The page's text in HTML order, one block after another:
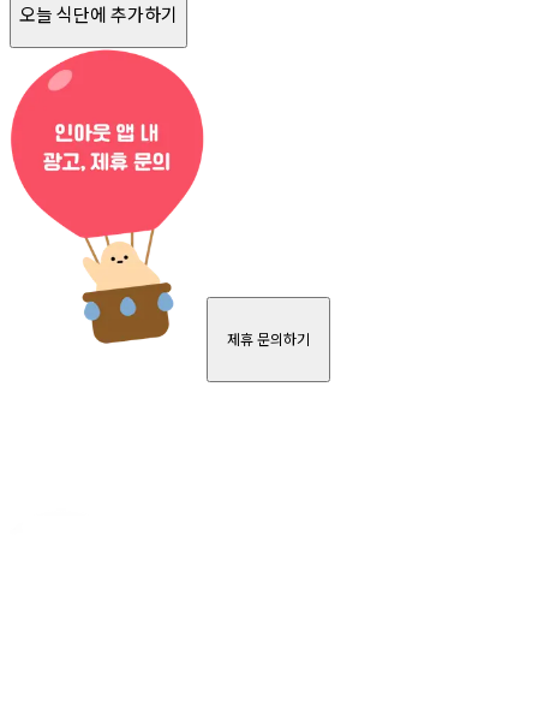
오늘 식단에 추가하기
제휴 문의하기